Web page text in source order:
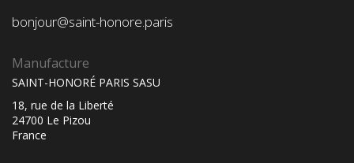
bonjour@saint-honore.paris
Manufacture
SAINT-HONORÉ PARIS SASU
18, rue de la Liberté
24700 Le Pizou
France